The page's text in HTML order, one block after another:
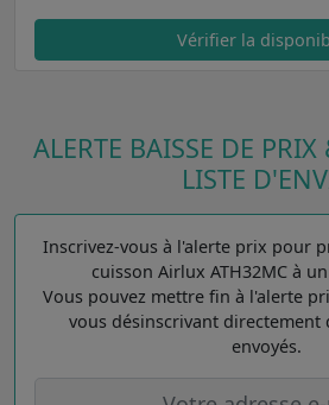
Vérifier la
ALERTE BAISSE DE
LISTE
Inscrivez-vous à l'alerte prix pour
cuisson Airlux ATH32MC à
Vous pouvez mettre fin à l'alerte
vous désinscrivant directement
envoyés.